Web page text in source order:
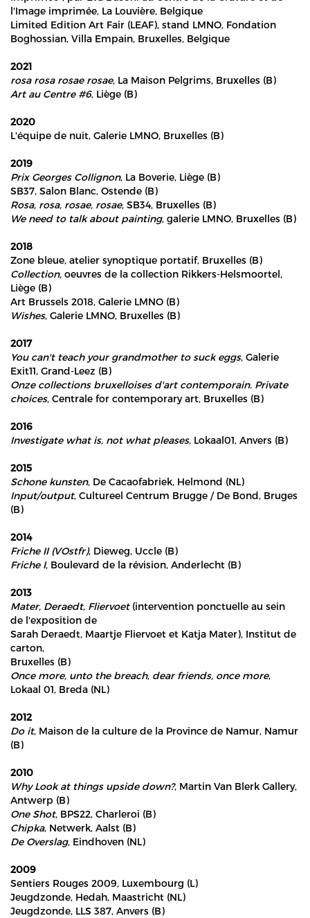
l'Image imprimée, La Louvière, Belgique
Limited Edition Art Fair (LEAF), stand LMNO, Fondation
Boghossian, Villa Empain, Bruxelles, Belgique
2021
rosa rosa rosae rosae, La Maison Pelgrims, Bruxelles (B)
Art au Centre #6, Liège (B)
2020
L'équipe de nuit, Galerie LMNO, Bruxelles (B)
2019
Prix Georges Collignon, La Boverie, Liège (B)
SB37, Salon Blanc, Ostende (B)
Rosa, rosa, rosae, rosae, SB34, Bruxelles (B)
We need to talk about painting, galerie LMNO, Bruxelles (B)
2018
Zone bleue, atelier synoptique portatif, Bruxelles (B)
Collection, oeuvres de la collection Rikkers-Helsmoortel,
Liège (B)
Art Brussels 2018, Galerie LMNO (B)
Wishes, Galerie LMNO, Bruxelles (B)
2017
You can't teach your grandmother to suck eggs, Galerie
Exit11, Grand-Leez (B)
Onze collections bruxelloises d'art contemporain. Private
choices, Centrale for contemporary art, Bruxelles (B)
2016
Investigate what is, not what pleases, Lokaal01, Anvers (B)
2015
Schone kunsten, De Cacaofabriek, Helmond (NL)
Input/output, Cultureel Centrum Brugge / De Bond, Bruges
(B)
2014
Friche II (VOstfr), Dieweg, Uccle (B)
Friche I, Boulevard de la révision, Anderlecht (B)
2013
Mater, Deraedt, Fliervoet (intervention ponctuelle au sein
de l'exposition de
Sarah Deraedt, Maartje Fliervoet et Katja Mater), Institut de
carton,
Bruxelles (B)
Once more, unto the breach, dear friends, once more,
Lokaal 01, Breda (NL)
2012
Do it, Maison de la culture de la Province de Namur, Namur
(B)
2010
Why Look at things upside down?, Martin Van Blerk Gallery,
Antwerp (B)
One Shot, BPS22, Charleroi (B)
Chipka, Netwerk, Aalst (B)
De Overslag, Eindhoven (NL)
2009
Sentiers Rouges 2009, Luxembourg (L)
Jeugdzonde, Hedah, Maastricht (NL)
Jeugdzonde, LLS 387, Anvers (B)